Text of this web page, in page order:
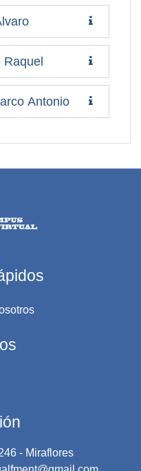
Antonio
- Miraflores